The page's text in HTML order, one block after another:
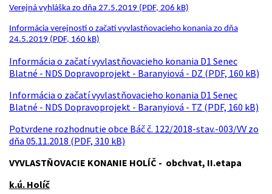
Verejná vyhláška zo dňa 27.5.2019 (PDF, 206 kB)
Informácia verejnosti o začatí vyvlastňovacieho konania zo dňa
24.5.2019 (PDF, 160 kB)
Informácia o začatí vyvlastňovacieho konania D1 Senec
Blatné - NDS Dopravoprojekt - Baranyiová - DZ (PDF, 160 kB)
Informácia o začatí vyvlastňovacieho konania D1 Senec
Blatné - NDS Dopravoprojekt - Baranyiová - TZ (PDF, 160 kB)
Potvrdene rozhodnutie obce Báč č. 122/2018-stav.-003/VV zo
dňa 05.11.2018 (PDF, 310 kB)
VYVLASTŇOVACIE KONANIE HOLÍČ - obchvat, II.etapa
k.ú. Holíč